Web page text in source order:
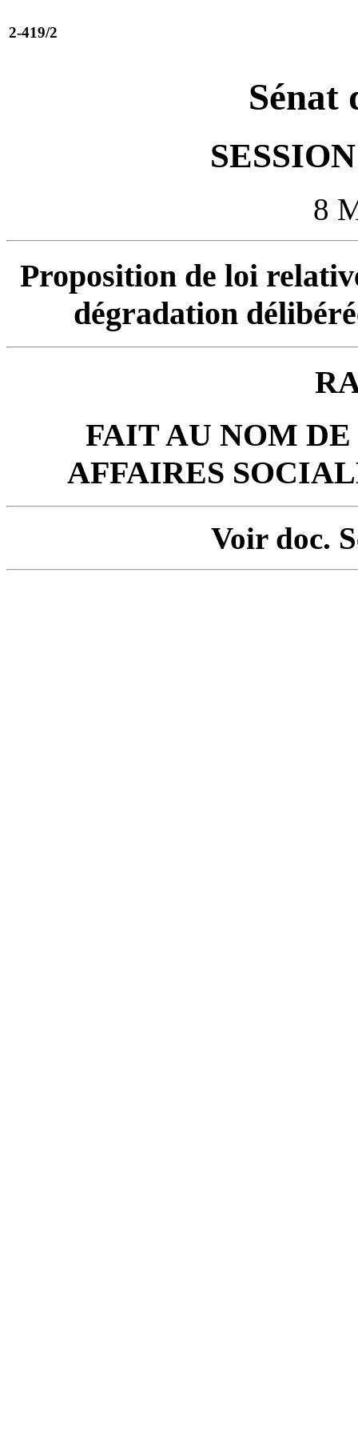
2-419/2
Sénat
8
Proposition de loi
dégradation
FAIT AU NOM
AFFAIRES
Voir doc.